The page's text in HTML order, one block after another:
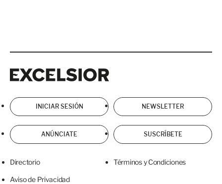
INICIAR SESIÓN NEWSLETTER
ANÚNCIATE SUSCRÍBETE
Directorio Términos y Condiciones
Aviso de Privacidad